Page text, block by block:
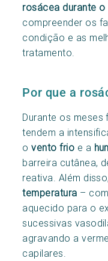
rosácea durante o
compreender os
condição e as
tratamento.
Por que a
Durante os
tendem a
ovento frio e a
barreira cutânea,
reativa. Além
temperatura –
aquecido para o
sucessivas
agravando a
capilares.